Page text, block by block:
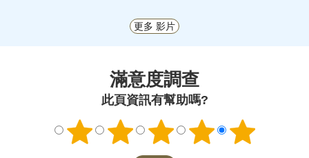
更多 影片
滿意度調查
此頁資訊有幫助嗎?